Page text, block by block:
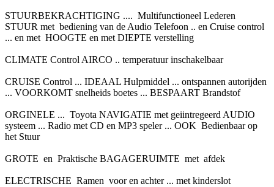
STUURBEKRACHTIGING .... Multifunctioneel Lederen
STUUR met bediening van de Audio Telefoon .. en Cruise control
... en met HOOGTE en met DIEPTE verstelling
CLIMATE Control AIRCO .. temperatuur inschakelbaar
CRUISE Control ... IDEAAL Hulpmiddel ... ontspannen autorijden
... VOORKOMT snelheids boetes ... BESPAART Brandstof
ORGINELE ... Toyota NAVIGATIE met geiintregeerd AUDIO
systeem ... Radio met CD en MP3 speler ... OOK Bedienbaar op
het Stuur
GROTE en Praktische BAGAGERUIMTE met afdek
ELECTRISCHE Ramen voor en achter ... met kinderslot